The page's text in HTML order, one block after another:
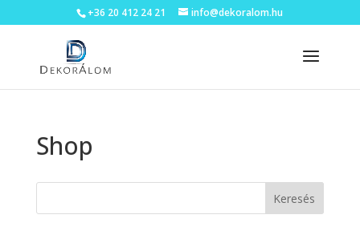
+36 20 412 24 21 info@dekoralom.hu
Shop